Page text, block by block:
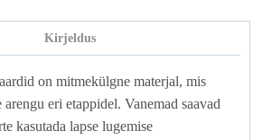
Kirjeldus
on mitmekülgne materjal, mis
arengu eri etappidel. Vanemad saavad
kasutada lapse lugemise